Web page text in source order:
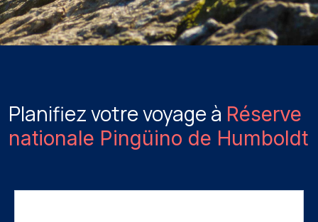
Planifiez votre voyage à Réserve
nationale Pingüino de Humboldt